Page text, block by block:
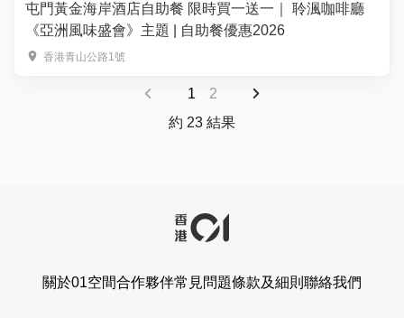
屯門黃金海岸酒店自助餐 限時買一送一｜ 聆渢咖啡廳
《亞洲風味盛會》主題 | 自助餐優惠2026
香港青山公路1號
1
2
約 23 結果
關於01空間合作夥伴常見問題條款及細則 聯絡我們